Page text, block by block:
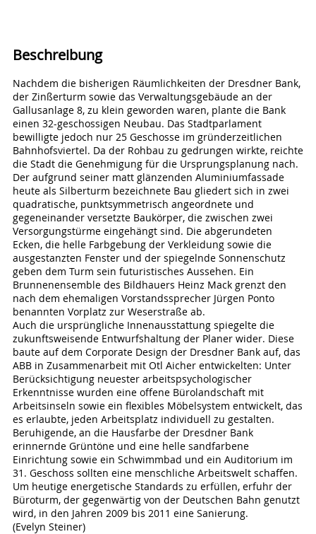
Beschreibung
Nachdem die bisherigen Räumlichkeiten der Dresdner Bank,
der Zinßerturm sowie das Verwaltungsgebäude an der
Gallusanlage 8, zu klein geworden waren, plante die Bank
einen 32-geschossigen Neubau. Das Stadtparlament
bewilligte jedoch nur 25 Geschosse im gründerzeitlichen
Bahnhofsviertel. Da der Rohbau zu gedrungen wirkte, reichte
die Stadt die Genehmigung für die Ursprungsplanung nach.
Der aufgrund seiner matt glänzenden Aluminiumfassade
heute als Silberturm bezeichnete Bau gliedert sich in zwei
quadratische, punktsymmetrisch angeordnete und
gegeneinander versetzte Baukörper, die zwischen zwei
Versorgungstürme eingehängt sind. Die abgerundeten
Ecken, die helle Farbgebung der Verkleidung sowie die
ausgestanzten Fenster und der spiegelnde Sonnenschutz
geben dem Turm sein futuristisches Aussehen. Ein
Brunnenensemble des Bildhauers Heinz Mack grenzt den
nach dem ehemaligen Vorstandssprecher Jürgen Ponto
benannten Vorplatz zur Weserstraße ab.
Auch die ursprüngliche Innenausstattung spiegelte die
zukunftsweisende Entwurfshaltung der Planer wider. Diese
baute auf dem Corporate Design der Dresdner Bank auf, das
ABB in Zusammenarbeit mit Otl Aicher entwickelten: Unter
Berücksichtigung neuester arbeitspsychologischer
Erkenntnisse wurden eine offene Bürolandschaft mit
Arbeitsinseln sowie ein flexibles Möbelsystem entwickelt, das
es erlaubte, jeden Arbeitsplatz individuell zu gestalten.
Beruhigende, an die Hausfarbe der Dresdner Bank
erinnernde Grüntöne und eine helle sandfarbene
Einrichtung sowie ein Schwimmbad und ein Auditorium im
31. Geschoss sollten eine menschliche Arbeitswelt schaffen.
Um heutige energetische Standards zu erfüllen, erfuhr der
Büroturm, der gegenwärtig von der Deutschen Bahn genutzt
wird, in den Jahren 2009 bis 2011 eine Sanierung.
(Evelyn Steiner)